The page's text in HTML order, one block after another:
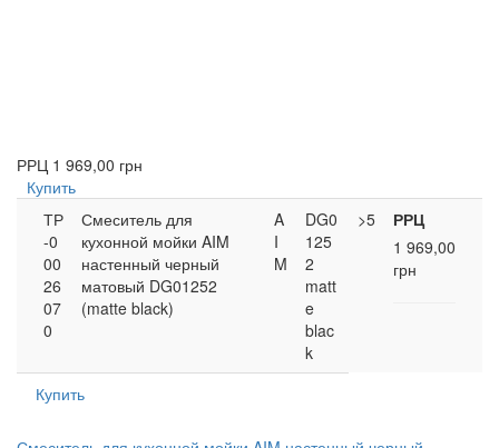
РРЦ 1 969,00 грн
Купить
ТР
-0
00
26
07
0
Смеситель для
кухонной мойки AIM
настенный черный
матовый DG01252
(matte black)
A
I
M
DG0
125
2
matt
e
blac
k
>5
РРЦ
1 969,00
грн
Купить